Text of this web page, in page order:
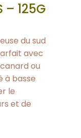
– 125G
du sud
avec
ou
à basse
le
et de